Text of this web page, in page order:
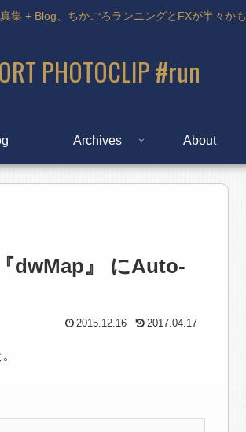
集 + Blog、ちかごろランニングとFXが半々かも
PHOTOCLIP #run
Archives About
dwMap』 にAuto-
2015.12.16 2017.04.17